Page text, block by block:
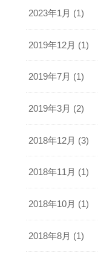
2023年1月 (1)
2019年12月 (1)
2019年7月 (1)
2019年3月 (2)
2018年12月 (3)
2018年11月 (1)
2018年10月 (1)
2018年8月 (1)